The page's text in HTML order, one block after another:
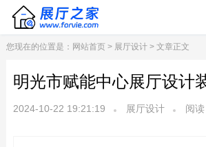
您现在的位置是： 网站首页> 展厅设计> 文章正文
明光市赋能中心展厅设计
2024-10-22 19:21:19 展厅设计 阅读